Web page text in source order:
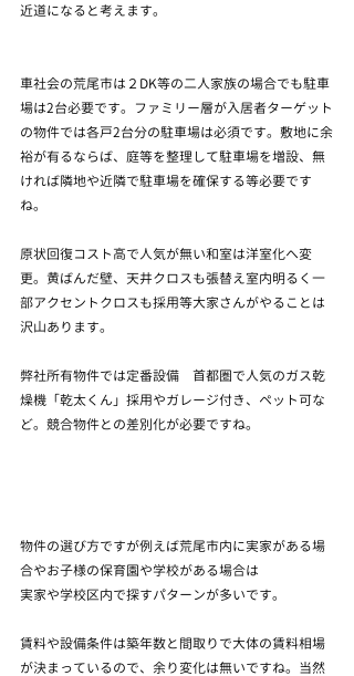
近道になると考えます。
車社会の荒尾市は２DK等の二人家族の場合でも駐車
場は2台必要です。ファミリー層が入居者ターゲット
の物件では各戸2台分の駐車場は必須です。敷地に余
裕が有るならば、庭等を整理して駐車場を増設、無
ければ隣地や近隣で駐車場を確保する等必要です
ね。
原状回復コスト高で人気が無い和室は洋室化へ変
更。黄ばんだ壁、天井クロスも張替え室内明るく一
部アクセントクロスも採用等大家さんがやることは
沢山あります。
弊社所有物件では定番設備　首都圏で人気のガス乾
燥機「乾太くん」採用やガレージ付き、ペット可な
ど。競合物件との差別化が必要ですね。
物件の選び方ですが例えば荒尾市内に実家がある場
合やお子様の保育園や学校がある場合は
実家や学校区内で探すパターンが多いです。
賃料や設備条件は築年数と間取りで大体の賃料相場
が決まっているので、余り変化は無いですね。当然